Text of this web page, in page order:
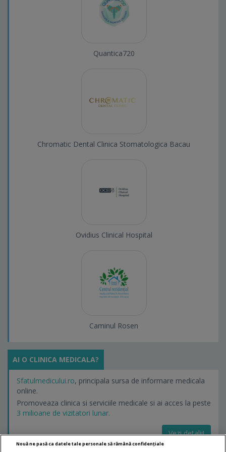
Quantica720
Chromatic Dental Clinica Stomatologica Bacau
Ovidius Clinical Hospital
Caminul Rosen
AI O CLINICA MEDICALA?
Sfatulmedicului.ro, principala sursa de informare medicala
online.
Promoveaza clinica si serviciile medicale si ai acces la peste
3 milioane de vizitatori lunar.
Vezi detalii!
Nouă ne pasă ca datele tale personale să rămână confidențiale